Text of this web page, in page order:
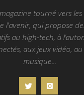
tourné vers les
l'avenir, qui propose
au high-tech, à
aux jeux vidéo,
musique...